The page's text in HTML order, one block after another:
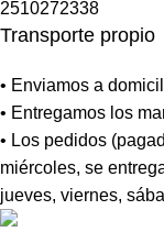
Transporte propio
• Enviamos a
• Entregamos los
• Los pedidos
miércoles, se
jueves, viernes,